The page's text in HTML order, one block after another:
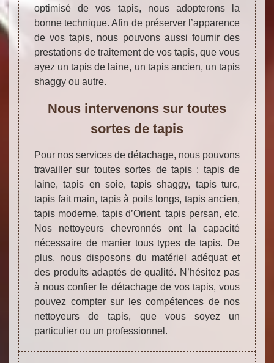
optimisé de vos tapis, nous adopterons la
bonne technique. Afin de préserver l’apparence
de vos tapis, nous pouvons aussi fournir des
prestations de traitement de vos tapis, que vous
ayez un tapis de laine, un tapis ancien, un tapis
shaggy ou autre.
Nous intervenons sur toutes
sortes de tapis
Pour nos services de détachage, nous pouvons
travailler sur toutes sortes de tapis : tapis de
laine, tapis en soie, tapis shaggy, tapis turc,
tapis fait main, tapis à poils longs, tapis ancien,
tapis moderne, tapis d’Orient, tapis persan, etc.
Nos nettoyeurs chevronnés ont la capacité
nécessaire de manier tous types de tapis. De
plus, nous disposons du matériel adéquat et
des produits adaptés de qualité. N’hésitez pas
à nous confier le détachage de vos tapis, vous
pouvez compter sur les compétences de nos
nettoyeurs de tapis, que vous soyez un
particulier ou un professionnel.